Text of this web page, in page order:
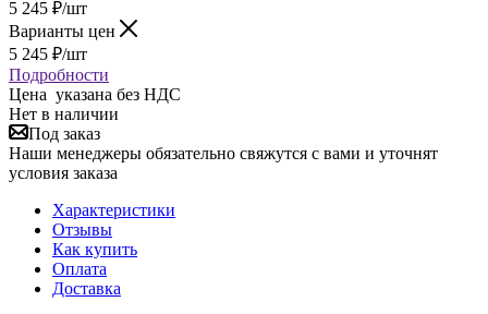
5 245 ₽/шт
Варианты цен
5 245 ₽/шт
Подробности
Цена указана без НДС
Нет в наличии
Под заказ
Наши менеджеры обязательно свяжутся с вами и уточнят
условия заказа
Характеристики
Отзывы
Как купить
Оплата
Доставка